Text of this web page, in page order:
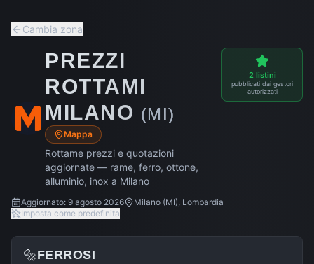
Cambia zona
PREZZI
ROTTAMI
MILANO (MI)
Mappa
Rottame prezzi e quotazioni
aggiornate — rame, ferro, ottone,
alluminio, inox a Milano
2 listini
pubblicati dai gestori
autorizzati
Aggiornato: 9 agosto 2026 Milano (MI), Lombardia
Imposta come predefinita
🔩FERROSI